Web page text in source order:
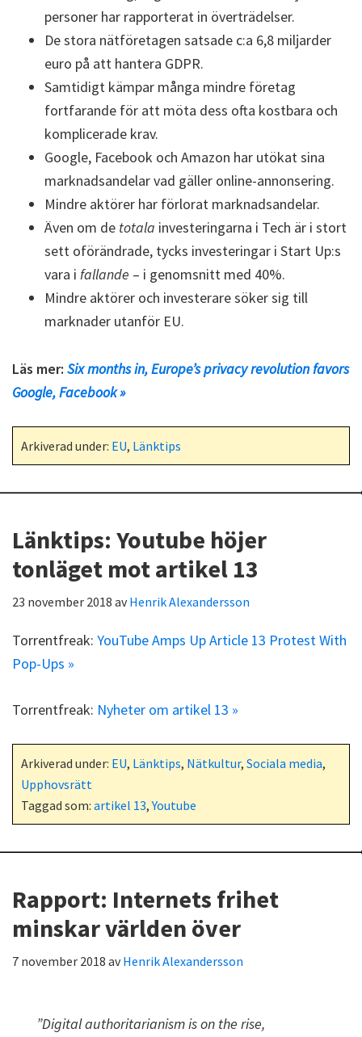
personer har rapporterat in överträdelser.
De stora nätföretagen satsade c:a 6,8 miljarder
euro på att hantera GDPR.
Samtidigt kämpar många mindre företag
fortfarande för att möta dess ofta kostbara och
komplicerade krav.
Google, Facebook och Amazon har utökat sina
marknadsandelar vad gäller online-annonsering.
Mindre aktörer har förlorat marknadsandelar.
Även om de totala investeringarna i Tech är i stort
sett oförändrade, tycks investeringar i Start Up:s
vara i fallande – i genomsnitt med 40%.
Mindre aktörer och investerare söker sig till
marknader utanför EU.
Läs mer: Six months in, Europe’s privacy revolution favors
Google, Facebook »
Arkiverad under: EU, Länktips
Länktips: Youtube höjer
tonläget mot artikel 13
23 november 2018 avHenrik Alexandersson
Torrentfreak: YouTube Amps Up Article 13 Protest With
Pop-Ups »
Torrentfreak: Nyheter om artikel 13 »
Arkiverad under: EU, Länktips, Nätkultur, Sociala media,
Upphovsrätt
Taggad som: artikel 13,Youtube
Rapport: Internets frihet
minskar världen över
7 november 2018 avHenrik Alexandersson
”Digital authoritarianism is on the rise,